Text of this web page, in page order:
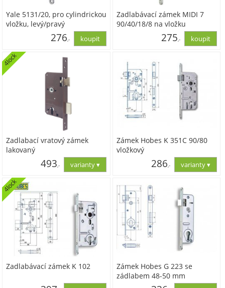
Yale 5131/20, pro cylindrickou
vložku, levý/pravý
276,-
Zadlabávací zámek MIDI 7
90/40/18/8 na vložku
275 ,-
Zadlabací vratový zámek
lakovaný
4lock
493,-
Zámek Hobes K 351C 90/80
vložkový
286 ,-
Zadlabávací zámek K 102
4lock
Zámek Hobes G 223 se
zádlabem 48-50 mm